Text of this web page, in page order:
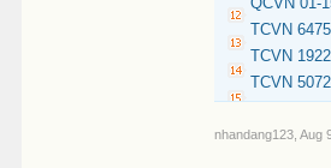
TCVN
TCVN
TCVN
nhandang123 Aug